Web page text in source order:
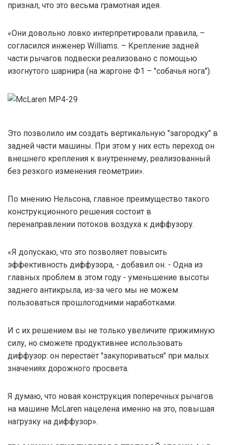
признал, что это весьма грамотная идея.
«Они довольно ловко интерпретировали правила, –
согласился инженер Williams. – Крепление задней
части рычагов подвески реализовано с помощью
изогнутого шарнира (на жаргоне Ф1 – "собачья нога").
Это позволило им создать вертикальную "загородку" в
задней части машины. При этом у них есть переход он
внешнего крепления к внутреннему, реализованный
без резкого изменения геометрии».
По мнению Нельсона, главное преимущество такого
конструкционного решения состоит в
перенаправлении потоков воздуха к диффузору.
«Я допускаю, что это позволяет повысить
эффективность диффузора, - добавил он. - Одна из
главных проблем в этом году - уменьшение высоты
заднего антикрыла, из-за чего мы не можем
пользоваться прошлогодними наработками.
И с их решением вы не только увеличите прижимную
силу, но сможете продуктивнее использовать
диффузор: он перестаёт "закупориваться" при малых
значениях дорожного просвета.
Я думаю, что новая конструкция поперечных рычагов
на машине McLaren нацелена именно на это, повышая
нагрузку на диффузор».